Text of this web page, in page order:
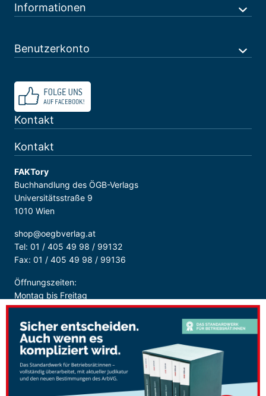
Informationen
Benutzerkonto
Kontakt
Kontakt
FAKTory
Buchhandlung des ÖGB-Verlags
Universitätsstraße 9
1010 Wien
shop@oegbverlag.at
Tel: 01 / 405 49 98 / 99132
Fax: 01 / 405 49 98 / 99136
Öffnungszeiten:
Montag bis Freitag
9:00 - 18:00 Uhr
durchgehend
Sicher Bezahlen: